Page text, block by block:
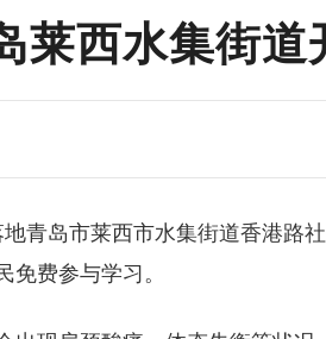
莱西水集街
青岛市莱西市水集街道香港路
费参与学习。